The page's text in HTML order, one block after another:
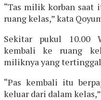
“Tas milik korban
ruang kelas,” kata
Sekitar pukul 10.00
kembali ke ruang
miliknya yang
“Pas kembali itu
keluar dari dalam